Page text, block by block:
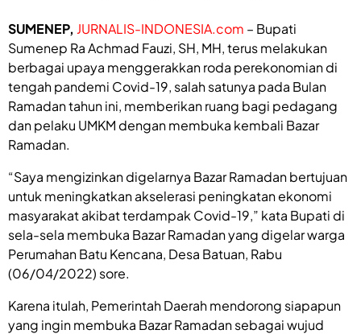
SUMENEP, JURNALIS-INDONESIA.com – Bupati
Sumenep Ra Achmad Fauzi, SH, MH, terus melakukan
berbagai upaya menggerakkan roda perekonomian di
tengah pandemi Covid-19, salah satunya pada Bulan
Ramadan tahun ini, memberikan ruang bagi pedagang
dan pelaku UMKM dengan membuka kembali Bazar
Ramadan.
“Saya mengizinkan digelarnya Bazar Ramadan bertujuan
untuk meningkatkan akselerasi peningkatan ekonomi
masyarakat akibat terdampak Covid-19,” kata Bupati di
sela-sela membuka Bazar Ramadan yang digelar warga
Perumahan Batu Kencana, Desa Batuan, Rabu
(06/04/2022) sore.
Karena itulah, Pemerintah Daerah mendorong siapapun
yang ingin membuka Bazar Ramadan sebagai wujud